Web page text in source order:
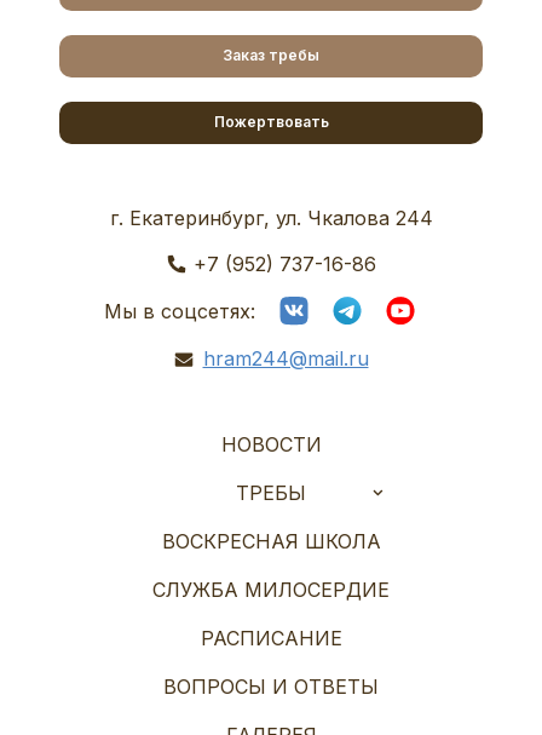
Заказ требы
Пожертвовать
г. Екатеринбург, ул. Чкалова 244
+7 (952) 737-16-86
Мы в соцсетях:
hram244@mail.ru
НОВОСТИ
ТРЕБЫ
ВОСКРЕСНАЯ ШКОЛА
СЛУЖБА МИЛОСЕРДИЕ
РАСПИСАНИЕ
ВОПРОСЫ И ОТВЕТЫ